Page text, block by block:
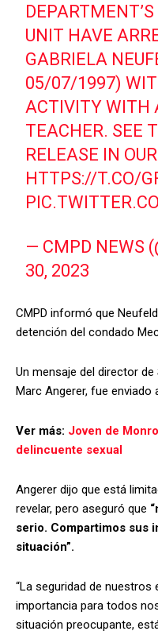
UNIT HAVE
GABRIELA
05/07/1997)
ACTIVITY WITH
TEACHER. SEE
RELEASE IN
HTTPS://T.CO/
— CMPD NEWS
30, 2023
CMPD informó que
detención del condado
Un mensaje del director
Marc Angerer, fue enviado
Ver más: Joven de
delincuente sexual
Angerer dijo que está
revelar, pero aseguró que
serio. Compartimos sus
situación”.
“La seguridad de
importancia para todos
situación preocupante,